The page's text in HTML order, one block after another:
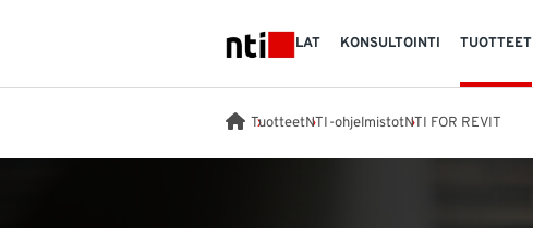
NTI logo
TOIMIALAT KONSULTOINTI TUOTTEET
TuotteetNTI-ohjelmistotNTI FOR REVIT